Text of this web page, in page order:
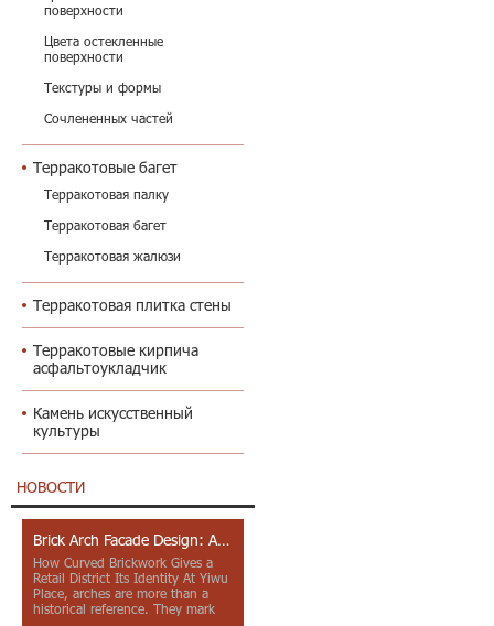
поверхности
Цвета остекленные
поверхности
Текстуры и формы
Сочлененных частей
Терракотовые багет
Терракотовая палку
Терракотовая багет
Терракотовая жалюзи
Терракотовая плитка стены
Терракотовые кирпича
асфальтоукладчик
Камень искусственный
культуры
НОВОСТИ
Brick Arch Facade Design: A Closer Look at Yiwu Place
How Curved Brickwork Gives a
Retail District Its Identity At Yiwu
Place, arches are more than a
historical reference. They mark